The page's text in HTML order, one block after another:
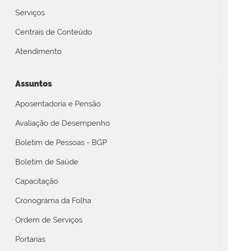
Serviços
Centrais de Conteúdo
Atendimento
Assuntos
Aposentadoria e Pensão
Avaliação de Desempenho
Boletim de Pessoas - BGP
Boletim de Saúde
Capacitação
Cronograma da Folha
Ordem de Serviços
Portarias